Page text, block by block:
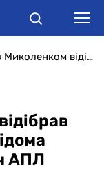
Евертон з Миколенком відібрав очки у Крістал Пелас: відома оцінка українця за матч АПЛ
АПЛ